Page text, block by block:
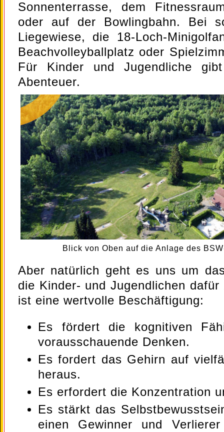
Sonnenterrasse, dem
oder auf der Bowlingbahn. Bei
Liegewiese, die 18-Loch-
Beachvolleyballplatz oder
Für Kinder und Jugendliche
Abenteuer.
Blick von Oben auf die Anlage des
Aber natürlich geht es uns um
die Kinder- und Jugendlichen
ist eine wertvolle Beschäftigung:
Es fördert die kognitiven
vorausschauende Denken.
Es fordert das Gehirn auf
heraus.
Es erfordert die Konzentration
Es stärkt das
einen Gewinner und